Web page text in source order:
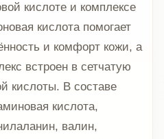
кислоте и комплексе
кислота помогает
и комфорт кожи, а
встроен в сетчатую
кислоты. В составе
кислота,
валин,